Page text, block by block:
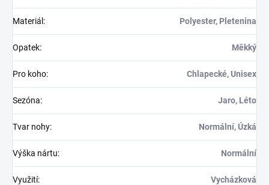
Materiál : Polyester, Pletenina
Opatek: Měkký
Pro koho: Chlapecké, Unisex
Sezóna: Jaro, Léto
Tvar nohy: Normální, Úzká
Výška nártu: Normální
Využití: Vycházková